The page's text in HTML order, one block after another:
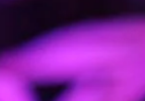
Ruderalis: 1,6%
THC: 16-24%
CDB: 0,1%
Rendimiento exterior: 35-125 g/planta
Cosecha interior/exterior: 8 semanas desde la
germinación